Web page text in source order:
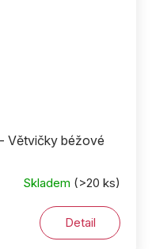
Větvičky béžové
Skladem (>20 ks)
Detail